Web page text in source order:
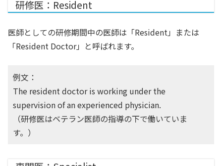
研修医：Resident
医師としての研修期間中の医師は「Resident」または
「Resident Doctor」と呼ばれます。
例文：
The resident doctor is working under the
supervision of an experienced physician.
（研修医はベテラン医師の指導の下で働いていま
す。）